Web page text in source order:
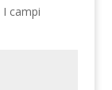
I campi